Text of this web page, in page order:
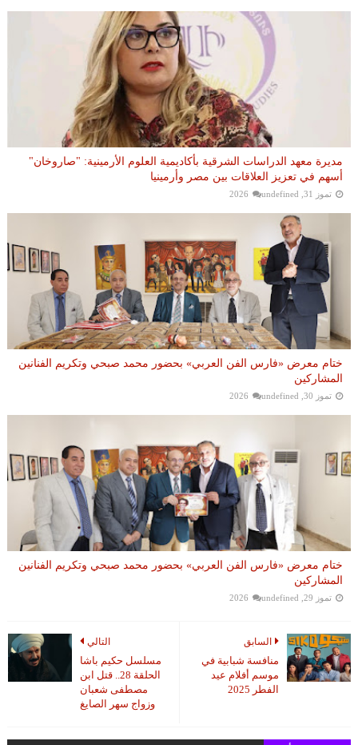
مديرة معهد الدراسات الشرقية بأكاديمية العلوم الأرمينية: "صاروخان"
أسهم في تعزيز العلاقات بين مصر وأرمينيا
تموز 31, 2026 undefined
ختام معرض «فارس الفن العربي» بحضور محمد صبحي وتكريم الفنانين
المشاركين
تموز 30, 2026 undefined
ختام معرض «فارس الفن العربي» بحضور محمد صبحي وتكريم الفنانين
المشاركين
تموز 29, 2026 undefined
التالي
مسلسل حكيم باشا
الحلقة 28.. قتل ابن
مصطفى شعبان
وزواج سهر الصايغ
السابق
منافسة شبابية في
موسم أفلام عيد
الفطر 2025